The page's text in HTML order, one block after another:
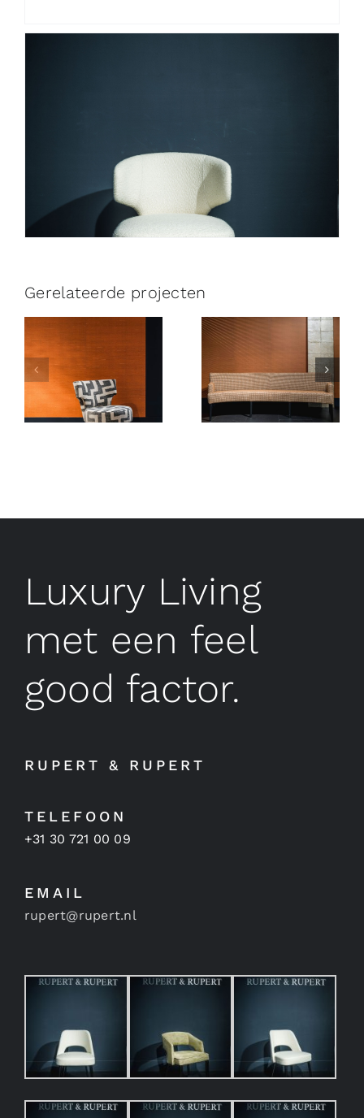
Gerelateerde projecten
Luxury Living
met een feel
good factor.
RUPERT & RUPERT
TELEFOON
+31 30 721 00 09
EMAIL
rupert@rupert.nl